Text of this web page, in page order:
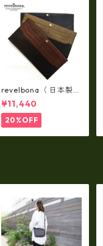
revelbona（ 日本製）
国産牛革製・お札入
れ ロングウォレッ
ト rl-001
¥11,440
20%OFF